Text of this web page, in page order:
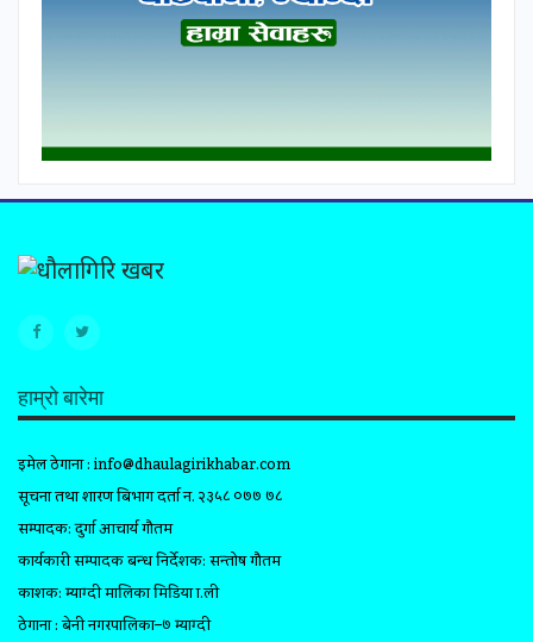
हाम्रो बारेमा
इमेल ठेगाना :info@dhaulagirikhabar.com
सूचना तथा प्रशारण बिभाग दर्ता न. २३५८ ०७७ ७८
सम्पादक: दुर्गा आचार्य गौतम
कार्यकारी सम्पादक प्रबन्ध निर्देशक: सन्तोष गौतम
प्रकाशक: म्याग्दी मालिका मिडिया प्रा.ली
ठेगाना : बेनी नगरपालिका–७ म्याग्दी